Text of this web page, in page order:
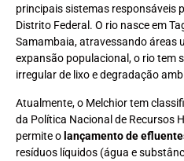
principais sistemas responsáveis
Distrito Federal. O rio nasce em
Samambaia, atravessando áreas
expansão populacional, o rio tem
irregular de lixo e degradação
Atualmente, o Melchior tem
da Política Nacional de Recursos
permite o lançamento de
resíduos líquidos (água e